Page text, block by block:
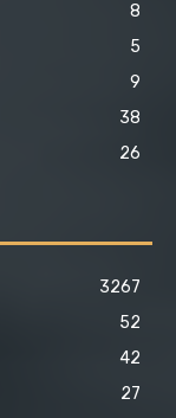
8
5
9
38
26
3267
52
42
27